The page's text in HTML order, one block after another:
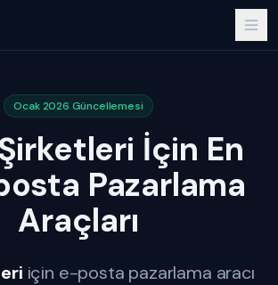
Ocak 2026 Güncellemesi
İçin En
Pazarlama
Araçları
için e-posta pazarlama aracı